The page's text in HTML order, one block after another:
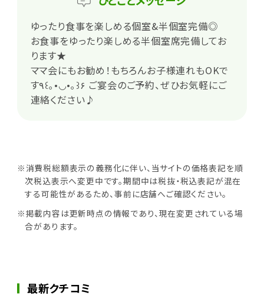
ゆったり食事を楽しめる個室&半個室完備◎
お食事をゆったり楽しめる半個室席完備してお
ります★
ママ会にもお勧め！もちろんお子様連れもOKで
す٩꒰｡•◡•｡꒱۶ ご宴会のご予約、ぜひお気軽にご
連絡ください♪
※消費税総額表示の義務化に伴い、当サイトの価格表記を順
次税込表示へ変更中です。期間中は税抜・税込表記が混在
する可能性があるため、事前に店舗へご確認ください。
※掲載内容は更新時点の情報であり、現在変更されている場
合があります。
最新クチコミ